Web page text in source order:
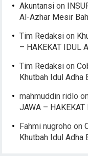
Akuntansi on
Al-Azhar Mesir
Tim Redaksi on
– HAKEKAT IDUL
Tim Redaksi on
Khutbah Idul Adha
mahmuddin ridlo
JAWA – HAKEKAT
Fahmi nugroho on
Khutbah Idul Adha